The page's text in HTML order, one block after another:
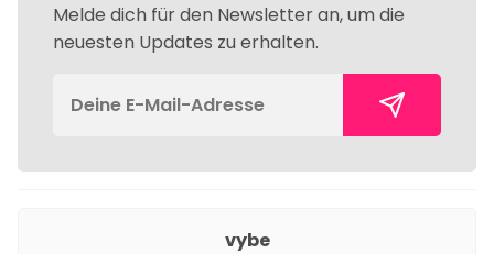
Melde dich für den Newsletter an, um die
neuesten Updates zu erhalten.
vybe